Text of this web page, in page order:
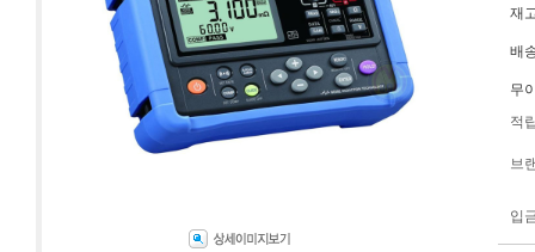
재
배
무
적
브
입